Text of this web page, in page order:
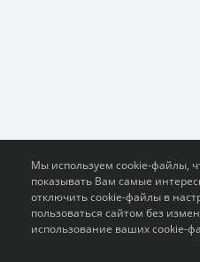
Мы используем cookie-файлы,
показывать Вам самые
отключить cookie-файлы в
пользоваться сайтом без
использование ваших cookie-